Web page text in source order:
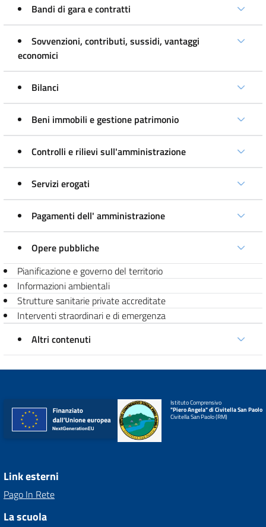
Bandi di gara e contratti
Sovvenzioni, contributi, sussidi, vantaggi
economici
Bilanci
Beni immobili e gestione patrimonio
Controlli e rilievi sull'amministrazione
Servizi erogati
Pagamenti dell' amministrazione
Opere pubbliche
Pianificazione e governo del territorio
Informazioni ambientali
Strutture sanitarie private accreditate
Interventi straordinari e di emergenza
Altri contenuti
Istituto Comprensivo
"Piero Angela" di Civitella San Paolo
Civitella San Paolo (RM)
Link esterni
Pago In Rete
La scuola